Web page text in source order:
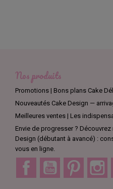
Nos produits
Promotions | Bons plans Cake
Nouveautés Cake Design —
Meilleures ventes | Les
Envie de progresser ?
Design (débutant à avancé) :
vous en ligne.
Facebook YouTube Pinterest